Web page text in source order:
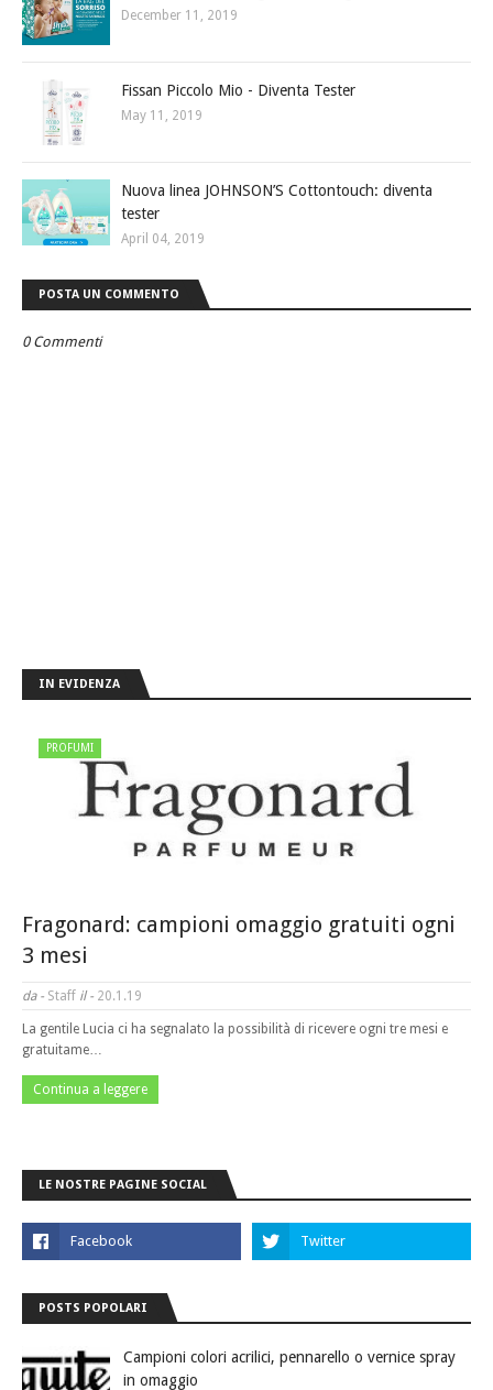
December 11, 2019
Fissan Piccolo Mio - Diventa Tester
May 11, 2019
Nuova linea JOHNSON’S Cottontouch: diventa
tester
April 04, 2019
POSTA UN COMMENTO
0 Commenti
IN EVIDENZA
PROFUMI
Fragonard: campioni omaggio gratuiti ogni
3 mesi
da - Staff il - 20.1.19
La gentile Lucia ci ha segnalato la possibilità di ricevere ogni tre mesi e
gratuitame…
Continua a leggere
LE NOSTRE PAGINE SOCIAL
POSTS POPOLARI
Campioni colori acrilici, pennarello o vernice spray
in omaggio